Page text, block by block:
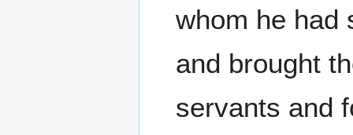
whom he had
and brought
servants and